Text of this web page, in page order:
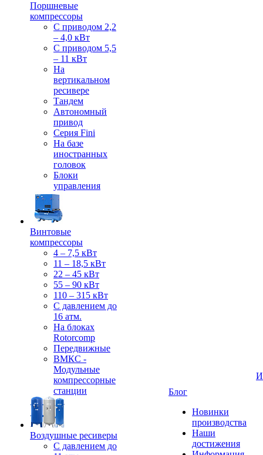
Поршневые
компрессоры
С приводом 2,2
– 4,0 кВт
С приводом 5,5
– 11 кВт
На
вертикальном
ресивере
Тандем
Автономный
привод
Серия Fini
На базе
иностранных
головок
Блоки
управления
Винтовые
компрессоры
4 – 7,5 кВт
11 – 18,5 кВт
22 – 45 кВт
55 – 90 кВт
110 – 315 кВт
С давлением до
16 атм.
На блоках
Rotorcomp
Передвижные
ВМКС -
Модульные
компрессорные
станции
Воздушные ресиверы
С давлением до
Блог
Новинки
производства
Наши
достижения